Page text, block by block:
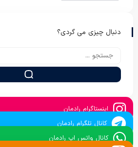
دنبال چیزی می گردی؟
اینستاگرام رادمان
کانال تلگرام رادمان
کانال واتس اپ رادمان